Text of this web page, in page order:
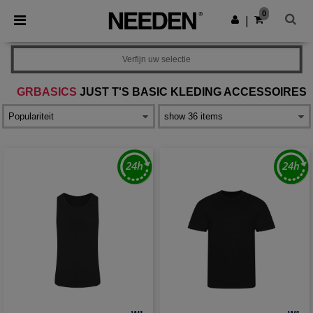
× Needen-app
Betere prijzen in de app!
Download app
0
GRBASICS JUST T'S BASIC KLEDING ACCESSOIRES
Verfijn uw selectie